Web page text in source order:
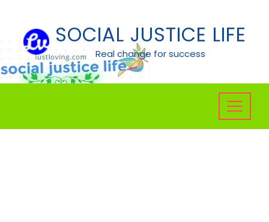
content
SOCIAL JUSTICE LIFE
Real change for success